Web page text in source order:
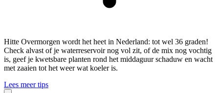
Hitte Overmorgen wordt het heet in Nederland: tot wel 36 graden!
Check alvast of je waterreservoir nog vol zit, of de mix nog vochtig
is, geef je kwetsbare planten rond het middaguur schaduw en wacht
met zaaien tot het weer wat koeler is.
Lees meer tips